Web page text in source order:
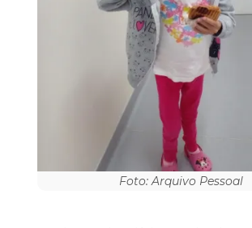
Foto: Arquivo Pessoal